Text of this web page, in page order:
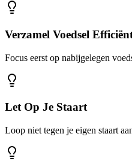
Verzamel Voedsel
Focus eerst op nabijgelegen
Let Op Je Staart
Loop niet tegen je eigen staart